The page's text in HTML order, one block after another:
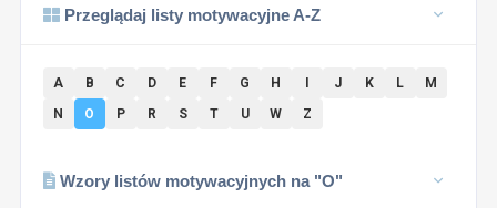
Przeglądaj listy motywacyjne A-Z
A B C D E F G H J K L
M
N
O P R S T U W Z
Wzory listów motywacyjnych na "O"